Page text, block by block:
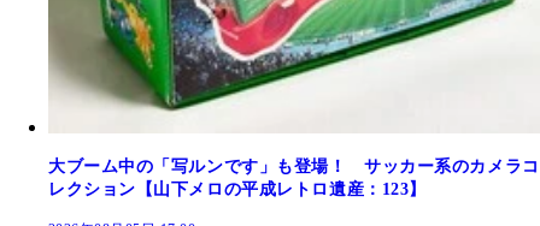
大ブーム中の「写ルンです」も登場！ サッカー系のカメラコ
レクション【山下メロの平成レトロ遺産：123】